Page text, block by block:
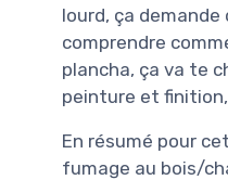
lourd, ça
comprendre
plancha, ça va te
peinture et
En résumé pour
fumage au bois/